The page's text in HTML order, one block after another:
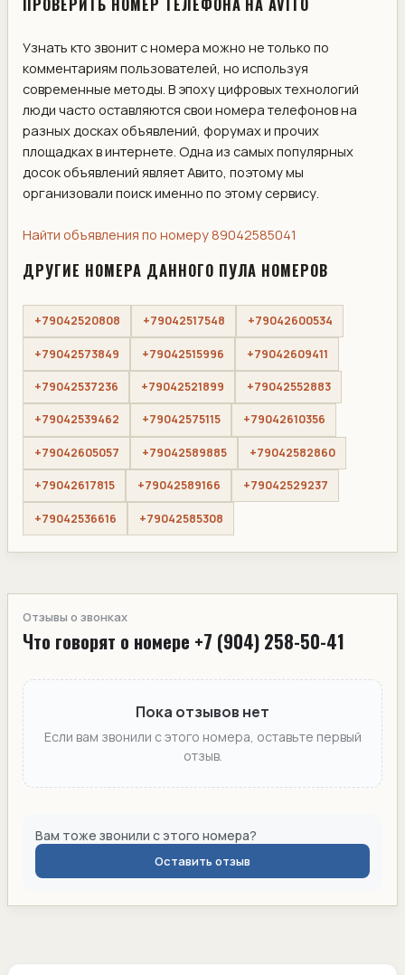
ПРОВЕРИТЬ НОМЕР ТЕЛЕФОНА НА AVITO
Узнать кто звонит с номера можно не только по
комментариям пользователей, но используя
современные методы. В эпоху цифровых технологий
люди часто оставляются свои номера телефонов на
разных досках объявлений, форумах и прочих
площадках в интернете. Одна из самых популярных
досок объявлений являет Авито, поэтому мы
организовали поиск именно по этому сервису.
Найти объявления по номеру 89042585041
ДРУГИЕ НОМЕРА ДАННОГО ПУЛА НОМЕРОВ
+79042520808 +79042517548 +79042600534
+79042573849 +79042515996 +79042609411
+79042537236 +79042521899 +79042552883
+79042539462 +79042575115 +79042610356
+79042605057 +79042589885 +79042582860
+79042617815 +79042589166 +79042529237
+79042536616 +79042585308
Отзывы о звонках
Что говорят о номере +7 (904) 258-50-41
Пока отзывов нет
Если вам звонили с этого номера, оставьте первый
отзыв.
Вам тоже звонили с этого номера?
Оставить отзыв